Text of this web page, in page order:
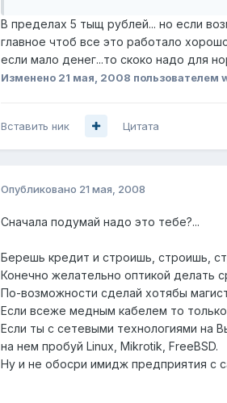
В пределах 5 тыщ рублей... но если
главное чтоб все это работало
если мало денег...то скоко надо для
Изменено 21 мая, 2008 пользователем
Вставить ник Цитата
Опубликовано 21 мая, 2008
Сначала подумай надо это тебе?...
Берешь кредит и строишь, строишь,
Конечно желательно оптикой делать
По-возможности сделай хотябы
Если всеже медным кабелем то
Если ты с сетевыми технологиями на
на нем пробуй Linux, Mikrotik, FreeBSD.
Ну и не обосри имидж предприятия с